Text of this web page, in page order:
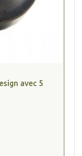
avec 5